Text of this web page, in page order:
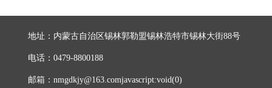
地址： 内蒙古自治区锡林郭勒盟锡林浩特市锡林大街88号
电话： 0479-8800188
邮箱： nmgdkjy@163.comjavascript:void(0)